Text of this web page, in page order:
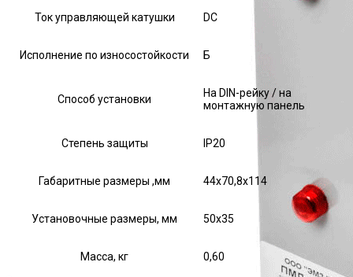
Ток управляющей катушки DC
Исполнение по износостойкости Б
Способ установки
На DIN-рейку / на
монтажную панель
Степень защиты IP20
Габаритные размеры ,мм 44х70,8х114
Установочные размеры, мм 50х35
Масса, кг 0,60